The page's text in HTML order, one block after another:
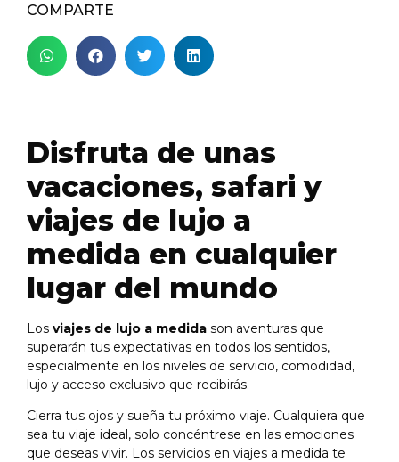
COMPARTE
Disfruta de unas
vacaciones, safari y
viajes de lujo a
medida en cualquier
lugar del mundo
Los viajes de lujo a medida son aventuras que
superarán tus expectativas en todos los sentidos,
especialmente en los niveles de servicio, comodidad,
lujo y acceso exclusivo que recibirás.
Cierra tus ojos y sueña tu próximo viaje. Cualquiera que
sea tu viaje ideal, solo concéntrese en las emociones
que deseas vivir. Los servicios en viajes a medida te